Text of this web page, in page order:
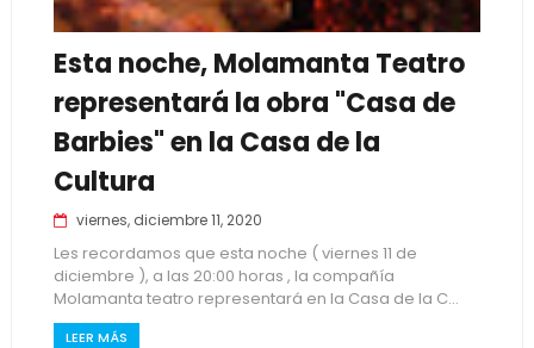
Esta noche, Molamanta Teatro
representará la obra "Casa de
Barbies" en la Casa de la
Cultura
viernes, diciembre 11, 2020
Les recordamos que esta noche ( viernes 11 de
diciembre ), a las 20:00 horas , la compañía
Molamanta teatro representará en la Casa de la C...
LEER MÁS